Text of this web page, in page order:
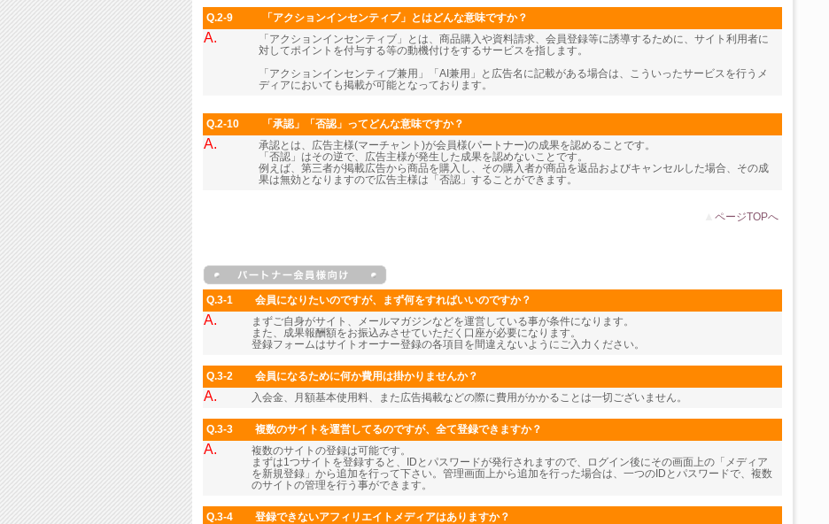
Q.2-9 「アクションインセンティブ」とはどんな意味ですか？
A.
「アクションインセンティブ」とは、商品購入や資料請求、会員登録等に誘導するために、サイト利用者に
対してポイントを付与する等の動機付けをするサービスを指します。
「アクションインセンティブ兼用」「AI兼用」と広告名に記載がある場合は、こういったサービスを行うメ
ディアにおいても掲載が可能となっております。
Q.2-10 「承認」「否認」ってどんな意味ですか？
A.
承認とは、広告主様(マーチャント)が会員様(パートナー)の成果を認めることです。
「否認」はその逆で、広告主様が発生した成果を認めないことです。
例えば、第三者が掲載広告から商品を購入し、その購入者が商品を返品およびキャンセルした場合、その成
果は無効となりますので広告主様は「否認」することができます。
ページTOPへ
Q.3-1 会員になりたいのですが、まず何をすればいいのですか？
A.
まずご自身がサイト、メールマガジンなどを運営している事が条件になります。
また、成果報酬額をお振込みさせていただく口座が必要になります。
登録フォームはサイトオーナー登録の各項目を間違えないようにご入力ください。
Q.3-2 会員になるために何か費用は掛かりませんか？
A. 入会金、月額基本使用料、また広告掲載などの際に費用がかかることは一切ございません。
Q.3-3 複数のサイトを運営してるのですが、全て登録できますか？
A.
複数のサイトの登録は可能です。
まずは1つサイトを登録すると、IDとパスワードが発行されますので、ログイン後にその画面上の「メディア
を新規登録」から追加を行って下さい。管理画面上から追加を行った場合は、一つのIDとパスワードで、複数
のサイトの管理を行う事ができます。
Q.3-4 登録できないアフィリエイトメディアはありますか？